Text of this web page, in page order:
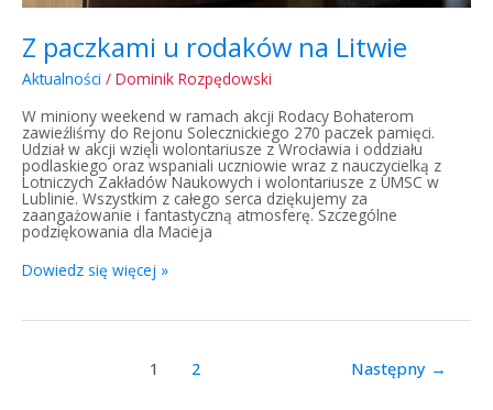
Z paczkami u rodaków na Litwie
Aktualności / Dominik Rozpędowski
W miniony weekend w ramach akcji Rodacy Bohaterom
zawieźliśmy do Rejonu Solecznickiego 270 paczek pamięci.
Udział w akcji wzięli wolontariusze z Wrocławia i oddziału
podlaskiego oraz wspaniali uczniowie wraz z nauczycielką z
Lotniczych Zakładów Naukowych i wolontariusze z UMSC w
Lublinie. Wszystkim z całego serca dziękujemy za
zaangażowanie i fantastyczną atmosferę. Szczególne
podziękowania dla Macieja
Dowiedz się więcej »
1 2 Następny →